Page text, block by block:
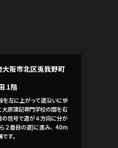
阪市北区兎我野町
1階
左に上がって道沿いに歩
原簿記専門学校の間を右
信号で道が４方向に分か
２番目の道)に進み、40m
す。